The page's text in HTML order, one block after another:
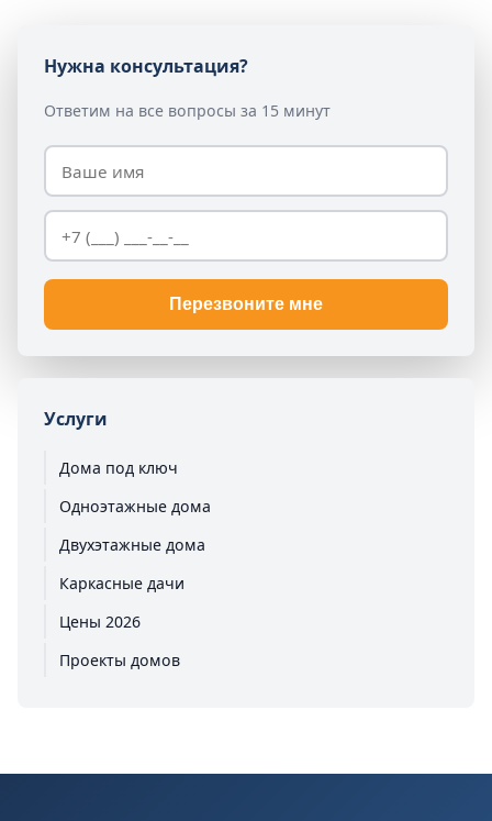
Нужна консультация?
Ответим на все вопросы за 15 минут
Перезвоните мне
Услуги
Дома под ключ
Одноэтажные дома
Двухэтажные дома
Каркасные дачи
Цены 2026
Проекты домов